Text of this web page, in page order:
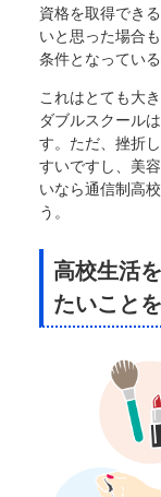
資格を取得でき
いと思った場合も
条件となっている
これはとても大
ダブルスクール
す。ただ、挫折
すいですし、美
いなら通信制高
う。
高校生活
たいこと